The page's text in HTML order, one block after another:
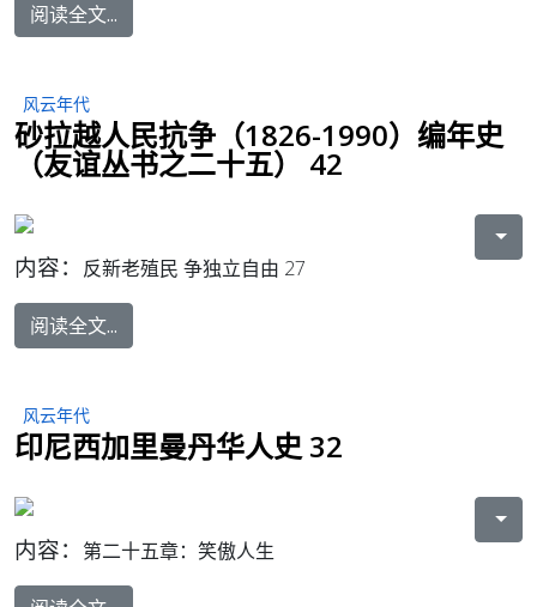
阅读全文...
风云年代
砂拉越人民抗争（1826-1990）编年史
（友谊丛书之二十五） 42
内容： 反新老殖民 争独立自由 27
阅读全文...
风云年代
印尼西加里曼丹华人史 32
内容： 第二十五章：笑傲人生